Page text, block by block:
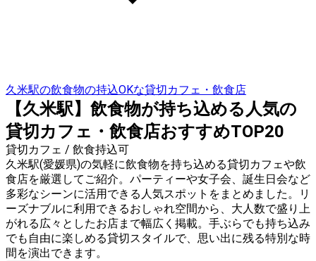
久米駅の飲食物の持込OKな貸切カフェ・飲食店
【久米駅】飲食物が持ち込める人気の
貸切カフェ・飲食店おすすめTOP20
貸切カフェ / 飲食持込可
久米駅(愛媛県)の気軽に飲食物を持ち込める貸切カフェや飲
食店を厳選してご紹介。パーティーや女子会、誕生日会など
多彩なシーンに活用できる人気スポットをまとめました。リ
ーズナブルに利用できるおしゃれ空間から、大人数で盛り上
がれる広々としたお店まで幅広く掲載。手ぶらでも持ち込み
でも自由に楽しめる貸切スタイルで、思い出に残る特別な時
間を演出できます。